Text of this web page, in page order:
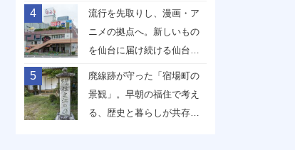
県山形市】
4
流行を先取りし、漫画・ア
ニメの拠点へ。新しいもの
を仙台に届け続ける仙台駅
前イービーンズ【宮城県仙
台市】
5
廃線跡が守った「宿場町の
景観」。早朝の福住で考え
る、歴史と暮らしが共存す